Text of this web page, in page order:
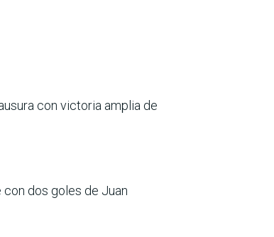
con victoria amplia de
con dos goles de Juan